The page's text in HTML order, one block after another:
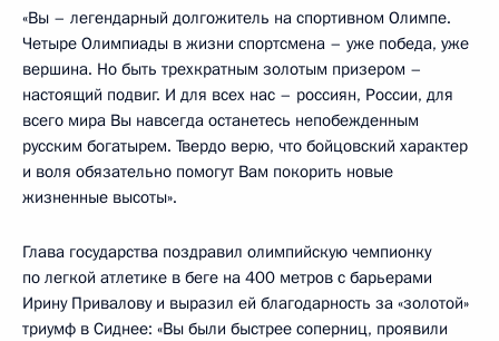
«Вы – легендарный долгожитель на спортивном Олимпе.
Четыре Олимпиады в жизни спортсмена – уже победа, уже
вершина. Но быть трехкратным золотым призером –
настоящий подвиг. И для всех нас – россиян, России, для
всего мира Вы навсегда останетесь непобежденным
русским богатырем. Твердо верю, что бойцовский характер
и воля обязательно помогут Вам покорить новые
жизненные высоты».
Глава государства поздравил олимпийскую чемпионку
по легкой атлетике в беге на 400 метров с барьерами
Ирину Привалову и выразил ей благодарность за «золотой»
триумф в Сиднее: «Вы были быстрее соперниц, проявили